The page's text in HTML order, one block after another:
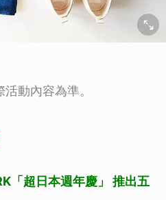
動內容為準。
「超日本週年慶」 推出五